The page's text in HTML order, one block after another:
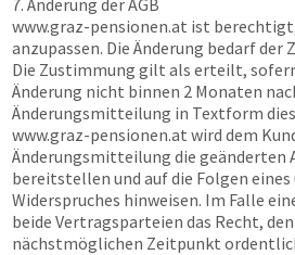
7. Änderung der AGB
www.graz-pensionen.at ist berechtigt,
anzupassen. Die Änderung bedarf der
Die Zustimmung gilt als erteilt,
Änderung nicht binnen 2 Monaten
Änderungsmitteilung in Textform
www.graz-pensionen.at wird dem
Änderungsmitteilung die geänderten
bereitstellen und auf die Folgen
Widerspruches hinweisen. Im Falle
beide Vertragsparteien das Recht,
nächstmöglichen Zeitpunkt